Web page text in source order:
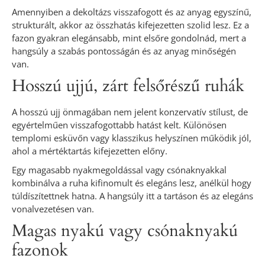
Amennyiben a dekoltázs visszafogott és az anyag egyszínű,
strukturált, akkor az összhatás kifejezetten szolid lesz. Ez a
fazon gyakran elegánsabb, mint elsőre gondolnád, mert a
hangsúly a szabás pontosságán és az anyag minőségén
van.
Hosszú ujjú, zárt felsőrészű ruhák
A hosszú ujj önmagában nem jelent konzervatív stílust, de
egyértelműen visszafogottabb hatást kelt. Különösen
templomi esküvőn vagy klasszikus helyszínen működik jól,
ahol a mértéktartás kifejezetten előny.
Egy magasabb nyakmegoldással vagy csónaknyakkal
kombinálva a ruha kifinomult és elegáns lesz, anélkül hogy
túldíszítettnek hatna. A hangsúly itt a tartáson és az elegáns
vonalvezetésen van.
Magas nyakú vagy csónaknyakú
fazonok